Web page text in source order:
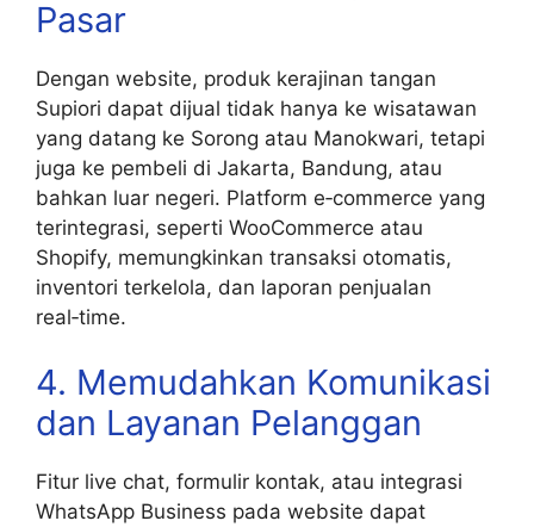
Pasar
Dengan website, produk kerajinan tangan
Supiori dapat dijual tidak hanya ke wisatawan
yang datang ke Sorong atau Manokwari, tetapi
juga ke pembeli di Jakarta, Bandung, atau
bahkan luar negeri. Platform e‑commerce yang
terintegrasi, seperti WooCommerce atau
Shopify, memungkinkan transaksi otomatis,
inventori terkelola, dan laporan penjualan
real‑time.
4. Memudahkan Komunikasi
dan Layanan Pelanggan
Fitur live chat, formulir kontak, atau integrasi
WhatsApp Business pada website dapat